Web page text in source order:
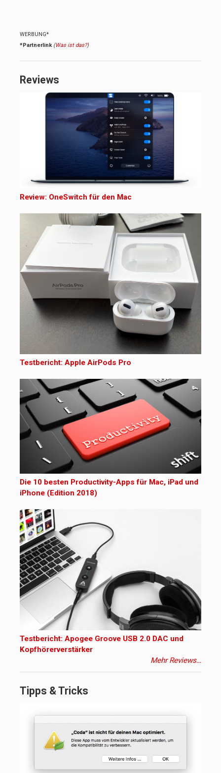
WERBUNG*
*Partnerlink (Was ist das?)
Reviews
Review: OneSwitch für den Mac
Testbericht: Apple AirPods Pro
Die 10 besten Productivity-Apps für Mac, iPad und
iPhone (Edition 2018)
Testbericht: Apogee Groove USB 2.0 DAC und
Kopfhörerverstärker
Mehr Reviews…
Tipps & Tricks